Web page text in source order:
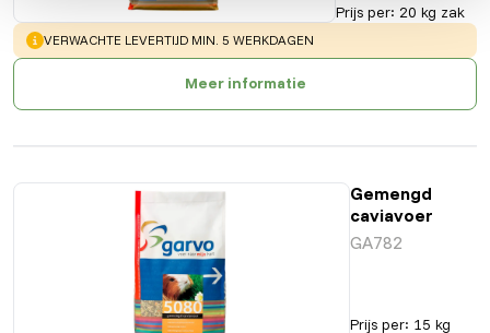
Prijs per: 20 kg zak
WARNING:
VERWACHTE LEVERTIJD MIN. 5 WERKDAGEN
Meer informatie
Gemengd
caviavoer
GA782
Prijs per: 15 kg